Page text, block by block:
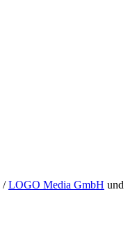
/LOGO Media GmbH und